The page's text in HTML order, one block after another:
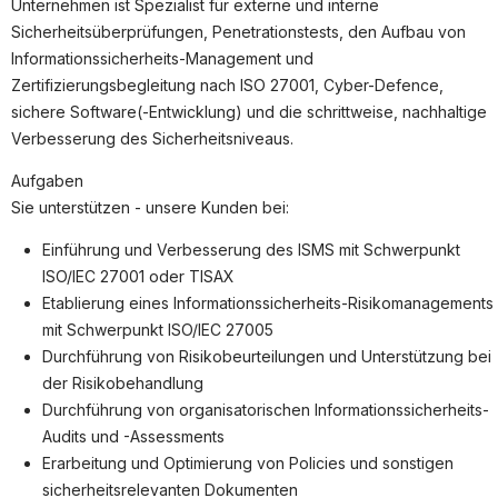
Unternehmen ist Spezialist für externe und interne
Sicherheitsüberprüfungen, Penetrationstests, den Aufbau von
Informationssicherheits-Management und
Zertifizierungsbegleitung nach ISO 27001, Cyber-Defence,
sichere Software(-Entwicklung) und die schrittweise, nachhaltige
Verbesserung des Sicherheitsniveaus.
Aufgaben
Sie unterstützen - unsere Kunden bei:
Einführung und Verbesserung des ISMS mit Schwerpunkt
ISO/IEC 27001 oder TISAX
Etablierung eines Informationssicherheits-Risikomanagements
mit Schwerpunkt ISO/IEC 27005
Durchführung von Risikobeurteilungen und Unterstützung bei
der Risikobehandlung
Durchführung von organisatorischen Informationssicherheits-
Audits und -Assessments
Erarbeitung und Optimierung von Policies und sonstigen
sicherheitsrelevanten Dokumenten
Systemstatus
Jobs
Jobkategorien
Berufsfelder
Kandidaten finden
Inserat buchen
© informatikjobs.at 2026ImpressumAGBDatenschutz
Cookie-Einstellungen